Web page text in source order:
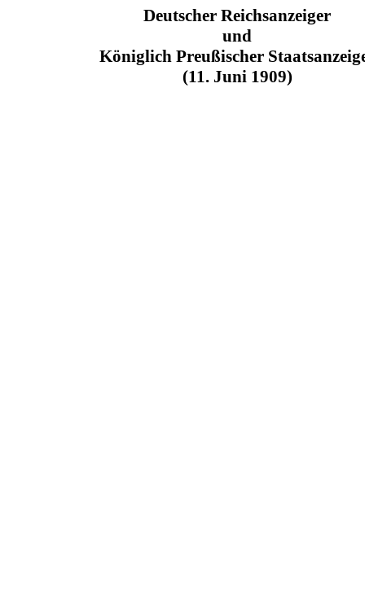
Deutscher Reichsanzeiger
und
Königlich Preußischer
(11. Juni 1909)